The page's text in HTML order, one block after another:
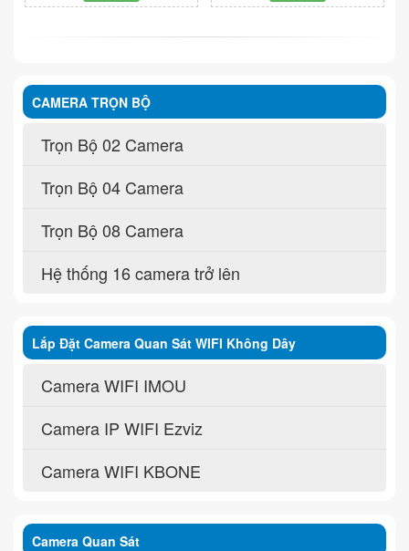
CAMERA TRỌN BỘ
Trọn Bộ 02 Camera
Trọn Bộ 04 Camera
Trọn Bộ 08 Camera
Hệ thống 16 camera trở lên
Lắp Đặt Camera Quan Sát WIFI Không Dây
Camera WIFI IMOU
Camera IP WIFI Ezviz
Camera WIFI KBONE
Camera Quan Sát